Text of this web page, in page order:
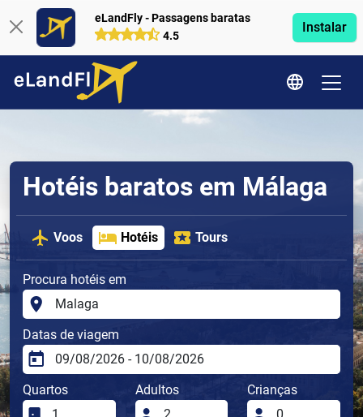
eLandFly - Passagens baratas
4.5
Instalar
Hotéis baratos em Málaga
Voos Hotéis Tours
Procura hotéis em
Datas de viagem
Quartos Adultos Crianças